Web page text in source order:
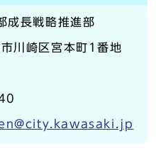
成長戦略推進部
川崎区宮本町1番地